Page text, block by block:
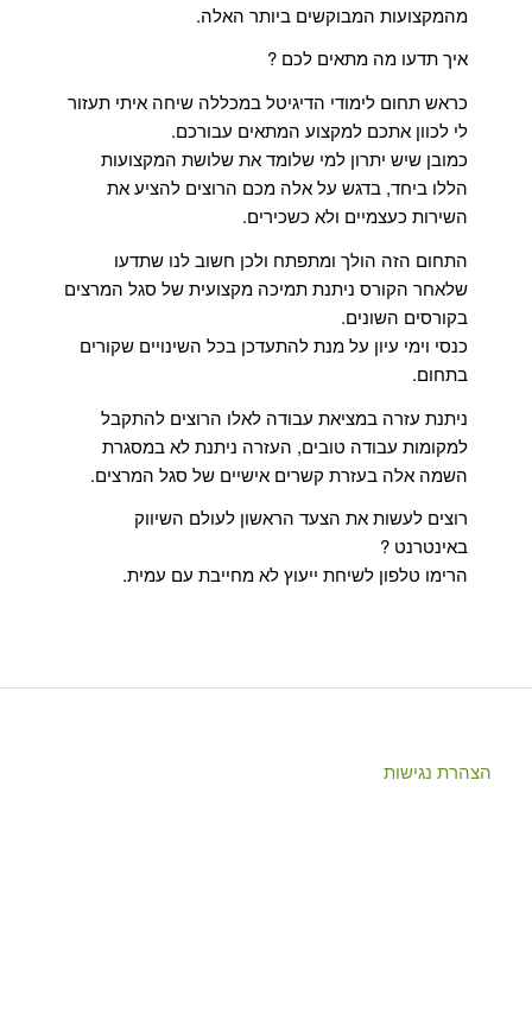
מהמקצועות המבוקשים ביותר האלה.
איך תדעו מה מתאים לכם ?
כראש תחום לימודי הדיגיטל במכללה שיחה איתי תעזור
לי לכוון אתכם למקצוע המתאים עבורכם.
כמובן שיש יתרון למי שלומד את שלושת המקצועות
הללו ביחד, בדגש על אלה מכם הרוצים להציע את
השירות כעצמיים ולא כשכירים.
התחום הזה הולך ומתפתח ולכן חשוב לנו שתדעו
שלאחר הקורס ניתנת תמיכה מקצועית של סגל המרצים
בקורסים השונים.
כנסי וימי עיון על מנת להתעדכן בכל השינויים שקורים
בתחום.
ניתנת עזרה במציאת עבודה לאלו הרוצים להתקבל
למקומות עבודה טובים, העזרה ניתנת לא במסגרת
השמה אלה בעזרת קשרים אישיים של סגל המרצים.
רוצים לעשות את הצעד הראשון לעולם השיווק
באינטרנט ?
הרימו טלפון לשיחת ייעוץ לא מחייבת עם עמית.
הצהרת נגישות